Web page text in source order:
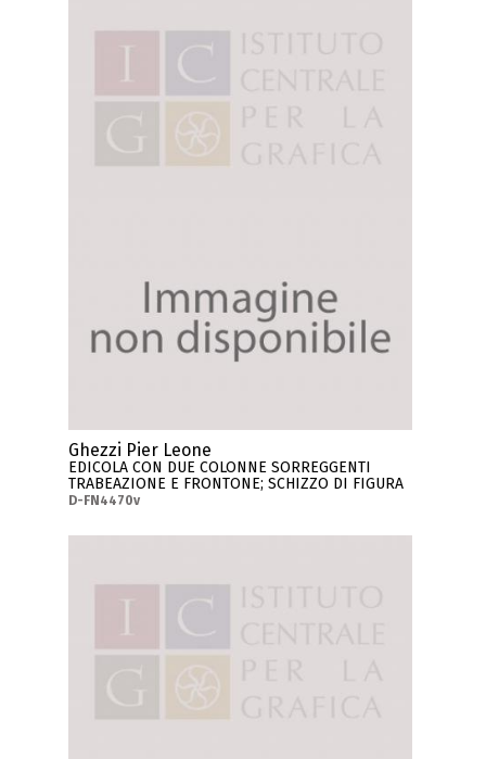
Ghezzi Pier Leone
EDICOLA CON DUE COLONNE SORREGGENTI
TRABEAZIONE E FRONTONE; SCHIZZO DI FIGURA
D-FN4470v